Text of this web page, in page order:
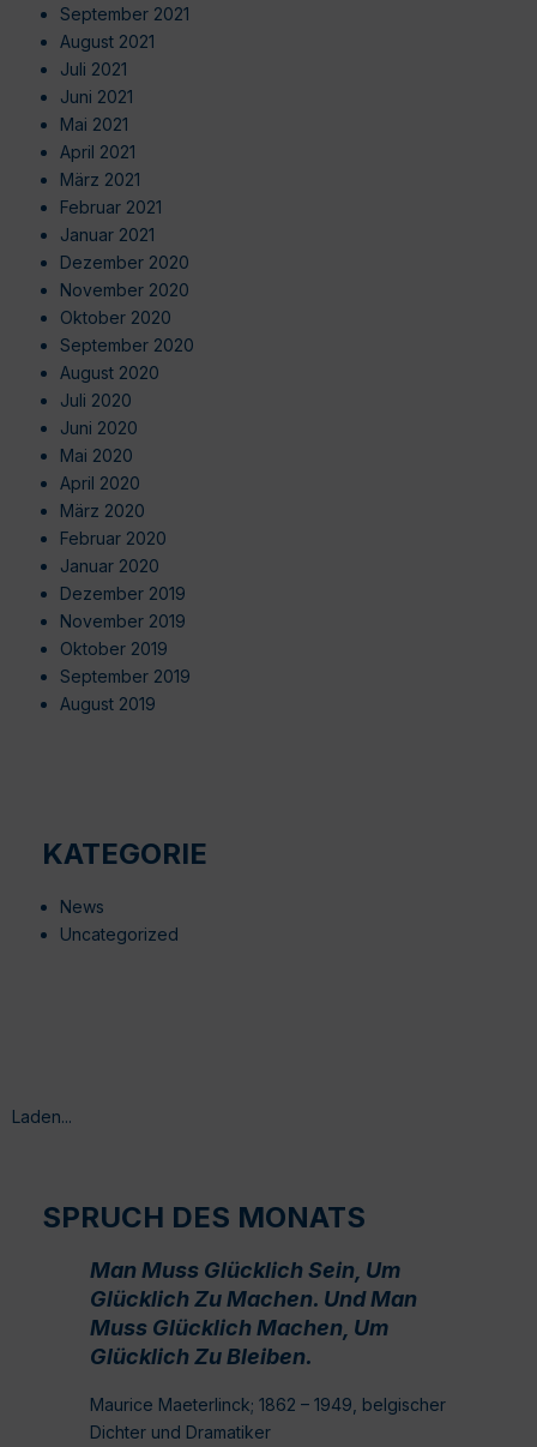
September 2021
August 2021
Juli 2021
Juni 2021
Mai 2021
April 2021
März 2021
Februar 2021
Januar 2021
Dezember 2020
November 2020
Oktober 2020
September 2020
August 2020
Juli 2020
Juni 2020
Mai 2020
April 2020
März 2020
Februar 2020
Januar 2020
Dezember 2019
November 2019
Oktober 2019
September 2019
August 2019
KATEGORIE
News
Uncategorized
Laden...
SPRUCH DES MONATS
Man Muss Glücklich Sein, Um
Glücklich Zu Machen. Und Man
Muss Glücklich Machen, Um
Glücklich Zu Bleiben.
Maurice Maeterlinck; 1862 – 1949, belgischer
Dichter und Dramatiker